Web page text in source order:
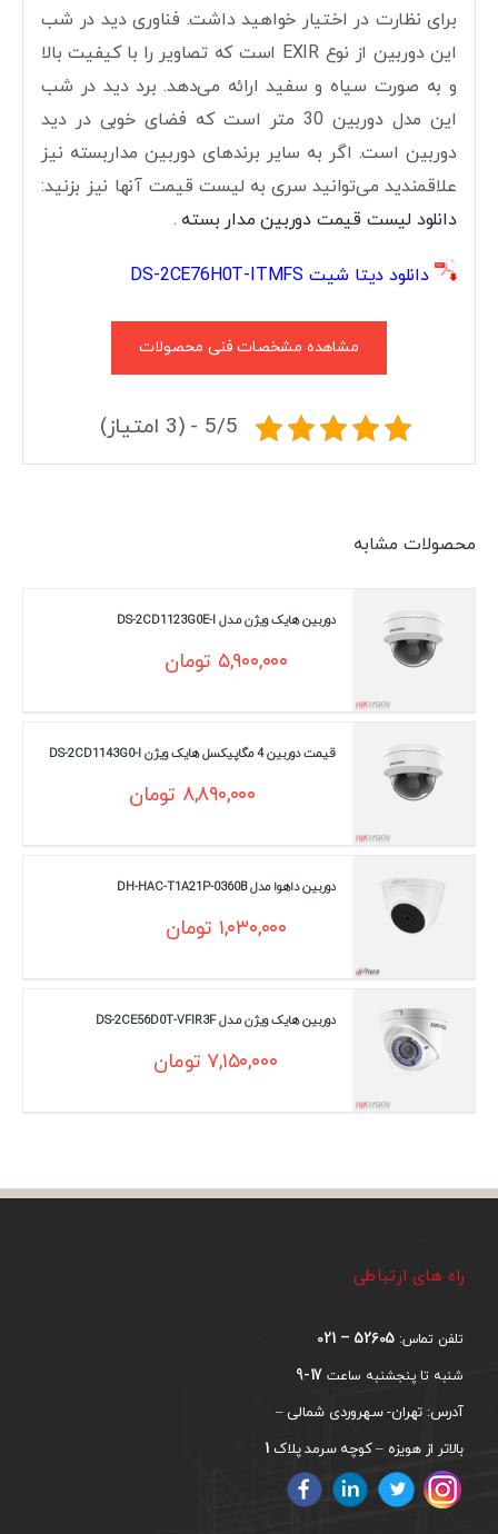
برای نظارت در اختیار خواهید داشت. فناوری دید در شب
این دوربین از نوع EXIR است که تصاویر را با کیفیت بالا
و به صورت سیاه و سفید ارائه می‌دهد. برد دید در شب
این مدل دوربین 30 متر است که فضای خوبی در دید
دوربین است. اگر به سایر برندهای دوربین مداربسته نیز
علاقمندید می‌توانید سری به لیست قیمت آنها نیز بزنید:
دانلود لیست قیمت دوربین مدار بسته .
دانلود دیتا شیت DS-2CE76H0T-ITMFS
مشاهده مشخصات فنی محصولات
5/5 - (3 امتیاز)
محصولات مشابه
دوربین هایک ویژن مـدل DS-2CD1123G0E-I
۵,۹۰۰,۰۰۰ تومان
قیمت دوربین 4 مگاپیکسل هایک ویژن DS-2CD1143G0-I
۸,۸۹۰,۰۰۰ تومان
دوربین داهوا مدل DH-HAC-T1A21P-0360B
۱,۰۳۰,۰۰۰ تومان
دوربین هایک ویژن مـدل DS-2CE56D0T-VFIR3F
۷,۱۵۰,۰۰۰ تومان
راه های ارتباطی
تلفن تماس: 52605 – 021
شنبه تا پنجشنبه ساعت 17-9
آدرس: تهران- سهروردی شمالی –
بالاتر از هویزه – کوچه سرمد پلاک 1